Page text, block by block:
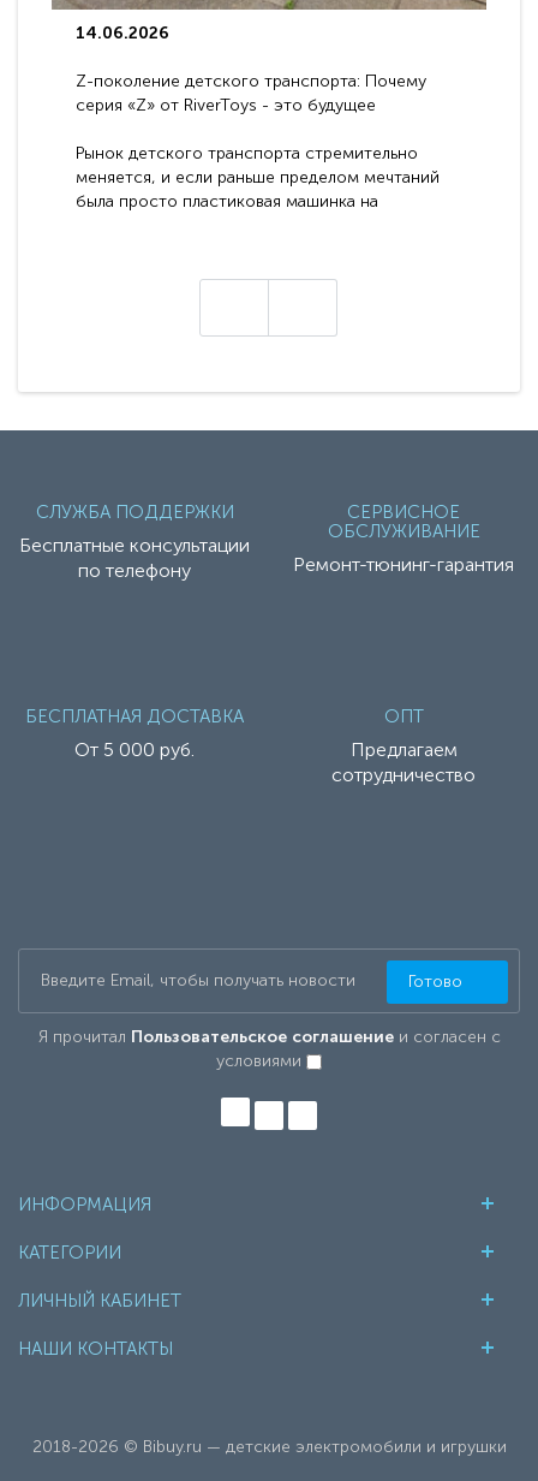
14.06.2026
Z-поколение детского транспорта: Почему
серия «Z» от RiverToys - это будущее
Рынок детского транспорта стремительно
меняется, и если раньше пределом мечтаний
была просто пластиковая машинка на
СЛУЖБА ПОДДЕРЖКИ
Бесплатные консультации
по телефону
СЕРВИСНОЕ
ОБСЛУЖИВАНИЕ
Ремонт-тюнинг-гарантия
БЕСПЛАТНАЯ ДОСТАВКА
От 5 000 руб.
ОПТ
Предлагаем
сотрудничество
Я прочитал Пользовательское соглашениеи согласен с
условиями
Готово
ИНФОРМАЦИЯ
КАТЕГОРИИ
ЛИЧНЫЙ КАБИНЕТ
НАШИ КОНТАКТЫ
2018-2026 © Bibuy.ru — детские электромобили и игрушки